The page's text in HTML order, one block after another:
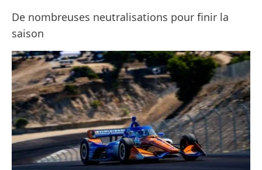
De nombreuses neutralisations pour finir la
saison